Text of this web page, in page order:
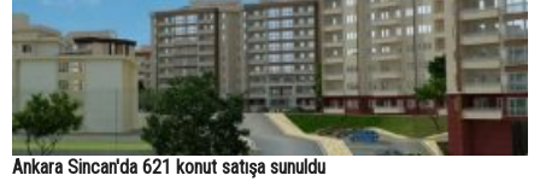
Ankara Sincan'da 621 konut satışa sunuldu